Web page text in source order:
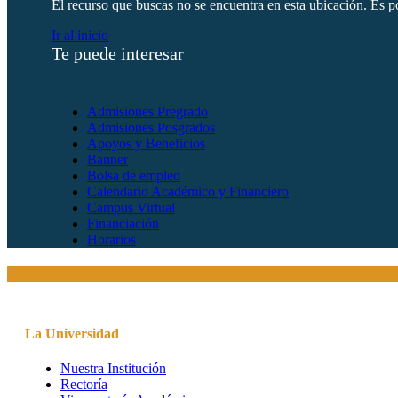
El recurso que buscas no se encuentra en esta ubicación. Es
Ir al inicio
Te puede interesar
Admisiones Pregrado
Admisiones Posgrados
Apoyos y Beneficios
Banner
Bolsa de empleo
Calendario Académico y Financiero
Campus Virtual
Financiación
Horarios
La Universidad
Nuestra Institución
Rectoría